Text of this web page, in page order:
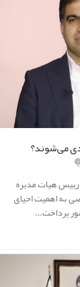
می‌شوند؟
۰
هیات مدیره
به اهمیت احیای
پرداخت...